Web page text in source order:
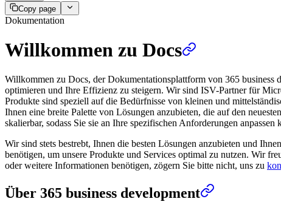
Copy page
Dokumentation
Willkommen zu Docs
Willkommen zu Docs, der Dokumentationsplattform von 365 business
optimieren und Ihre Effizienz zu steigern. Wir sind ISV-Partner für
Produkte sind speziell auf die Bedürfnisse von kleinen und
Ihnen eine breite Palette von Lösungen anzubieten, die auf den
skalierbar, sodass Sie sie an Ihre spezifischen Anforderungen anpassen
Wir sind stets bestrebt, Ihnen die besten Lösungen anzubieten und
benötigen, um unsere Produkte und Services optimal zu nutzen. Wir
oder weitere Informationen benötigen, zögern Sie bitte nicht, uns zu
Über 365 business development